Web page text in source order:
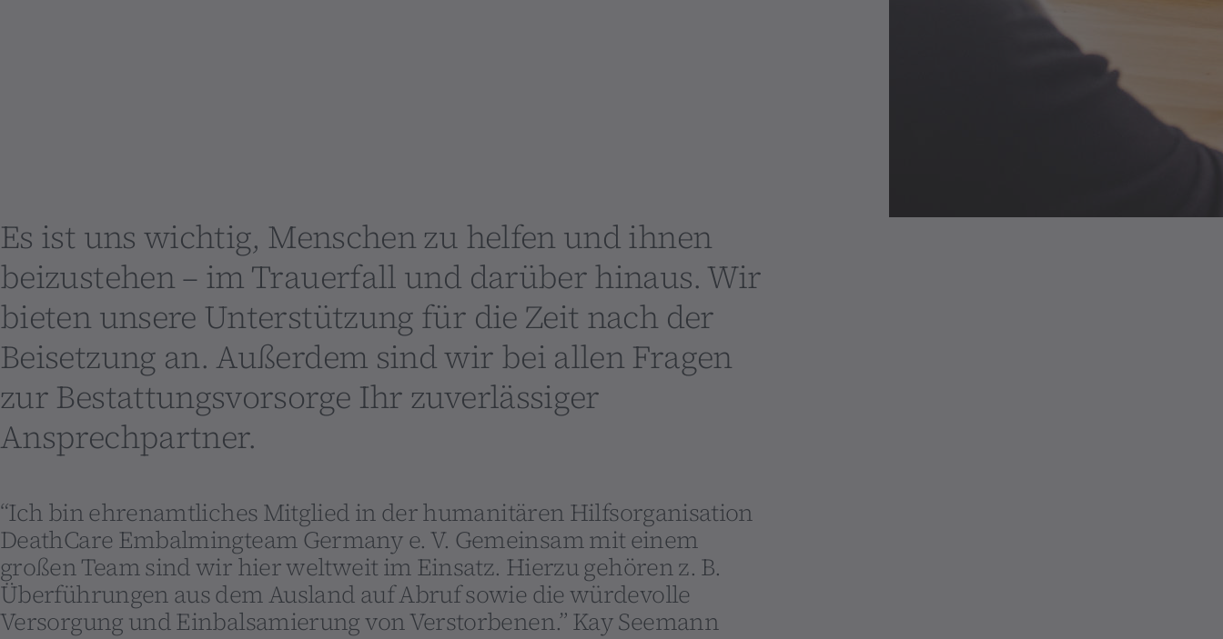
Es ist uns wichtig, Menschen zu helfen und ihnen
beizustehen – im Trauerfall und darüber hinaus. Wir
bieten unsere Unterstützung für die Zeit nach der
Beisetzung an. Außerdem sind wir bei allen Fragen
zur Bestattungsvorsorge Ihr zuverlässiger
Ansprechpartner.
“Ich bin ehrenamtliches Mitglied in der humanitären Hilfsorganisation
DeathCare Embalmingteam Germany e. V. Gemeinsam mit einem
großen Team sind wir hier weltweit im Einsatz. Hierzu gehören z. B.
Überführungen aus dem Ausland auf Abruf sowie die würdevolle
Versorgung und Einbalsamierung von Verstorbenen.” Kay Seemann